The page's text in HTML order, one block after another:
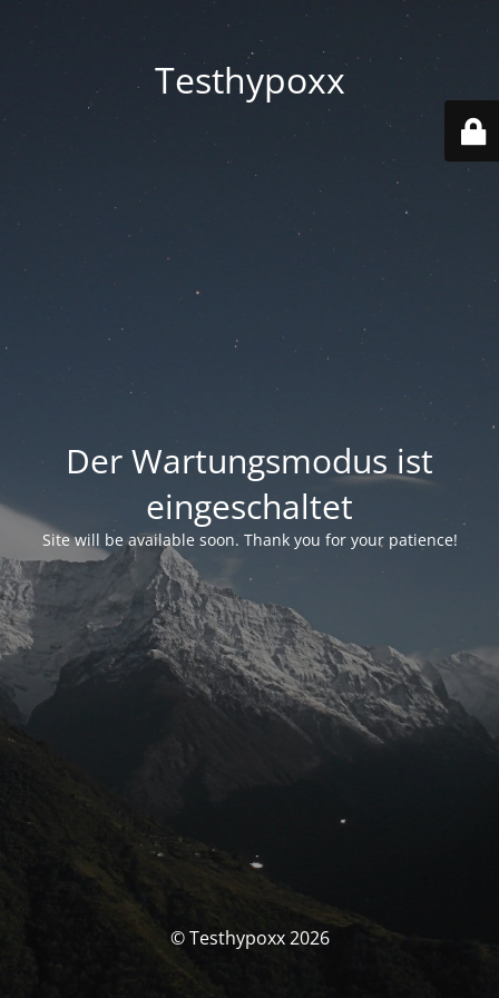
Testhypoxx
Der Wartungsmodus ist
eingeschaltet
Site will be available soon. Thank you for your patience!
© Testhypoxx 2026